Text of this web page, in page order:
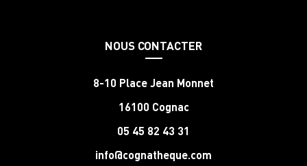
NOUS CONTACTER
8-10 Place Jean Monnet
16100 Cognac
05 45 82 43 31
info@cognatheque.com